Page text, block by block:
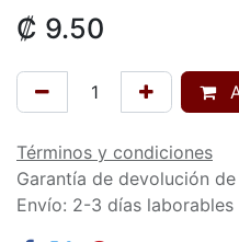
₡ 9.50
Términos y condiciones
Garantía de devolución
Envío: 2-3 días laborables